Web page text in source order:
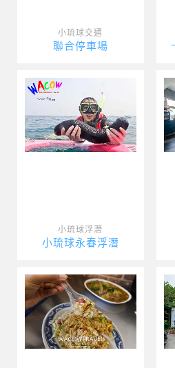
小琉球交通
聯合停車場
小琉球浮潛
小琉球永春浮潛